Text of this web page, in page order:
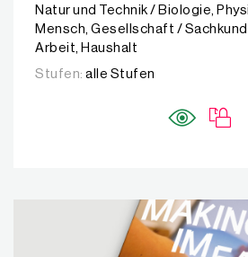
Natur und Technik / Biologie,
Mensch, Gesellschaft /
Arbeit, Haushalt
Stufen: alle Stufen